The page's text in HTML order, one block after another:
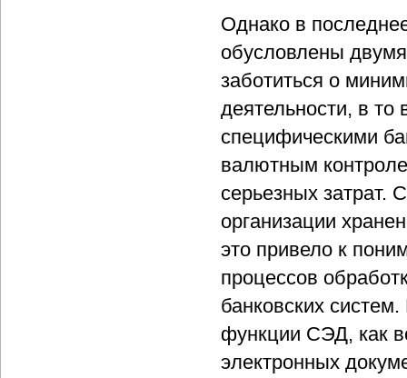
Однако в
обусловлены
заботиться о
деятельности, в то
специфическими
валютным
серьезных затрат.
организации
это привело к
процессов
банковских
функции СЭД, как
электронных